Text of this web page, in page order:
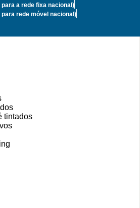
para a rede fixa nacional)
para rede móvel nacional)
tintados